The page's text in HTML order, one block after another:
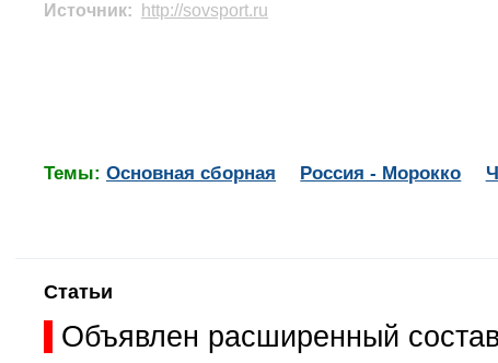
Источник: http://sovsport.ru
Темы: Основная сборная Россия - Морокко
Статьи
Объявлен расширенный